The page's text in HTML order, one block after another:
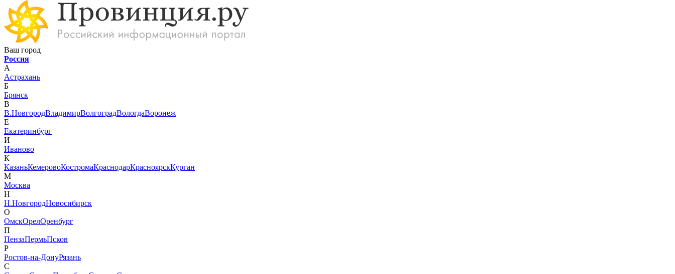
Ваш город
Россия
А
Астрахань
Б
Брянск
В
В.НовгородВладимирВолгоградВологдаВоронеж
Е
Екатеринбург
И
Иваново
К
КазаньКемеровоКостромаКраснодарКрасноярскКурган
М
Москва
Н
Н.НовгородНовосибирск
О
ОмскОрелОренбург
П
ПензаПермьПсков
Р
Ростов-на-ДонуРязань
С